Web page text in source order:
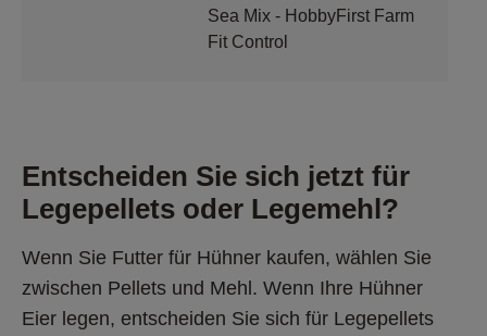
Sea Mix - HobbyFirst Farm
Fit Control
Entscheiden Sie sich jetzt für
Legepellets oder Legemehl?
Wenn Sie Futter für Hühner kaufen, wählen Sie
zwischen Pellets und Mehl. Wenn Ihre Hühner
Eier legen, entscheiden Sie sich für Legepellets